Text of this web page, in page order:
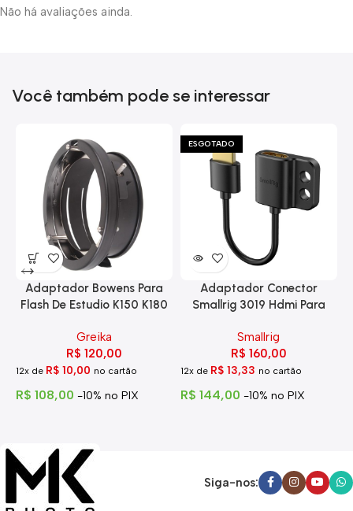
Não há avaliações ainda.
Você também pode se interessar
Adaptador Bowens Para
Flash De Estudio K150 K180
Greika
R$ 120,00
12x de R$ 10,00 no cartão
R$ 108,00 -10% no PIX
ESGOTADO
Adaptador Conector
Smallrig 3019 Hdmi Para
Smallrig
R$ 160,00
12x de R$13,33 no cartão
R$ 144,00 -10% no PIX
Siga-nos: